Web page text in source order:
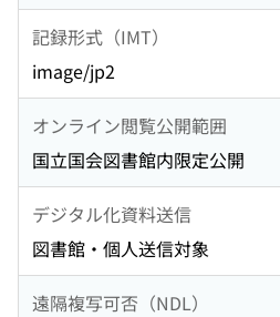
記録形式（IMT）
image/jp2
オンライン閲覧公開範囲
国立国会図書館内限定公開
デジタル化資料送信
図書館・個人送信対象
遠隔複写可否（NDL）